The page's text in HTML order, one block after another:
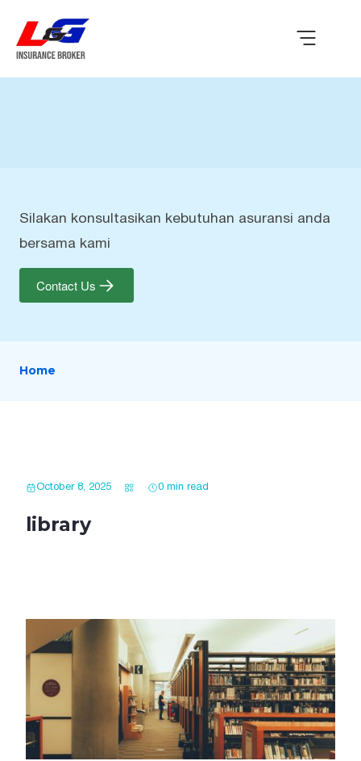
Silakan konsultasikan kebutuhan asuransi anda
bersama kami
Contact Us
Home
October 8, 2025 0 min read
library